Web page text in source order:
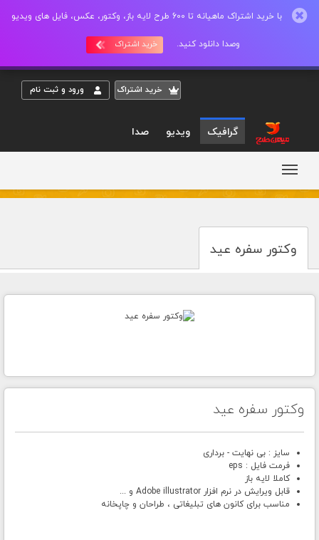
با خرید اشتراک ماهیانه تا 600 طرح لایه باز، وکتور، عکس، فایل های ویدیو
وصدا دانلود کنید. خرید اشتراک
خريد اشتراک ورود و ثبت نام
گرافیک ویدیو صدا
وکتور سفره عید
وکتور سفره عید
سایز : بی نهایت - برداری
فرمت فایل : eps
کاملا لایه باز
قابل ویرایش در نرم افزار Adobe illustrator و ...
مناسب برای کانون های تبلیغاتی ، طراحان و چاپخانه